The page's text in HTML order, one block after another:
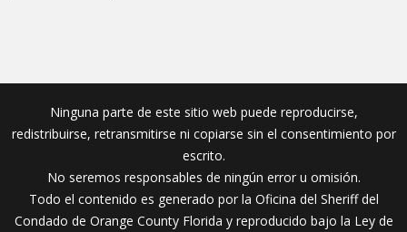
Ninguna parte de este sitio web puede reproducirse,
redistribuirse, retransmitirse ni copiarse sin el consentimiento por
escrito.
No seremos responsables de ningún error u omisión.
Todo el contenido es generado por la Oficina del Sheriff del
Condado de Orange County Florida y reproducido bajo la Ley de